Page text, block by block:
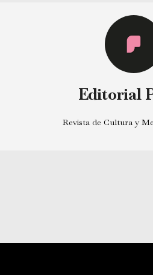
Editorial
Revista de Cultura y